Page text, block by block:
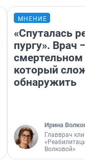
МНЕНИЕ
«Спуталась
пургу». Врач —
смертельном
который
обнаружить
Ирина Волкова
Главврач
«Реабилитация
Волковой»